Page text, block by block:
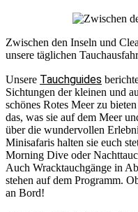
Zwischen den Inseln und
unsere täglichen
Unsere Tauchguides
Sichtungen der kleinen und
schönes Rotes Meer zu
das, was sie auf dem Meer
über die wundervollen
Minisafaris halten sie euch
Morning Dive oder
Auch Wracktauchgänge in
stehen auf dem Programm.
an Bord!